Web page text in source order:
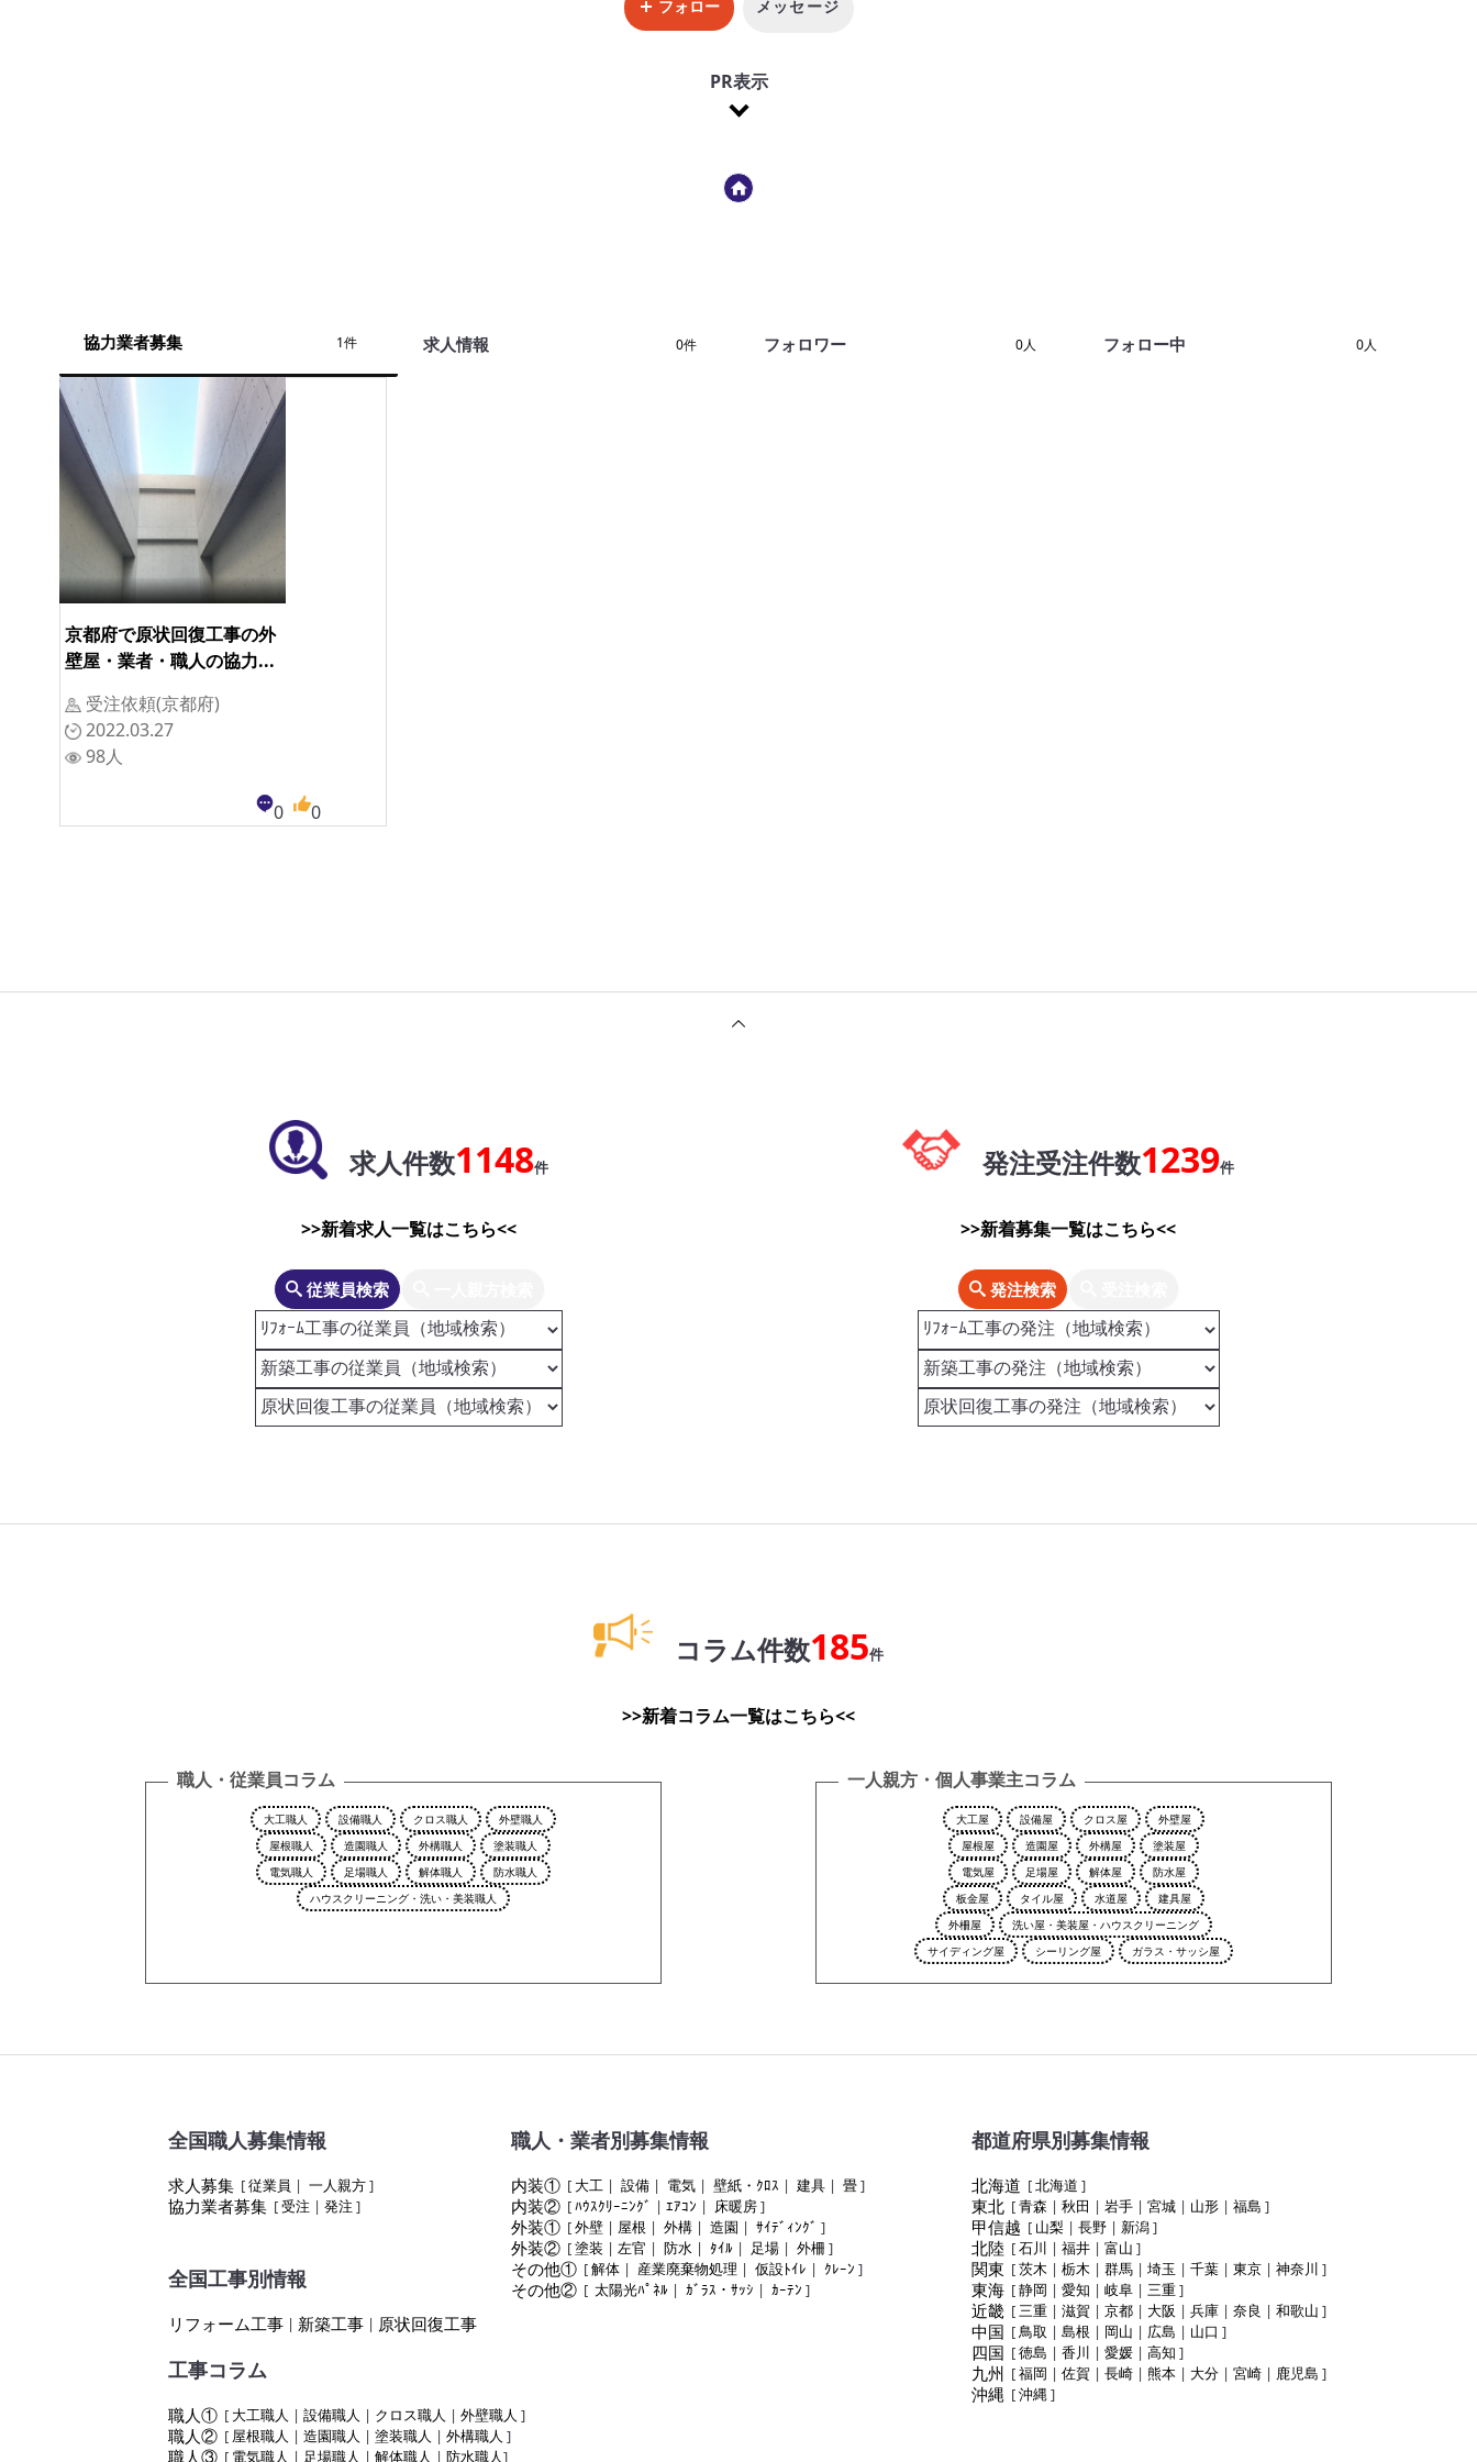
フォロー メッセージ
PR表示
協力業者募集 1件 求人情報 0件 フォロワー 0人 フォロー中 0人
京都府で原状回復工事の外
壁屋・業者・職人の協力...
受注依頼(京都府)
2022.03.27
98人
0 0
求人件数1148件
>>新着求人一覧はこちら<<
従業員検索
発注受注件数1239件
>>新着募集一覧はこちら<<
発注検索
コラム件数185件
>>新着コラム一覧はこちら<<
職人・従業員コラム
大工職人 設備職人 クロス職人
外壁職人
屋根職人
造園職人 外構職人
塗装職人
電気職人
足場職人 解体職人
防水職人
ハウスクリーニング・洗い・美装職人
一人親方・個人事業主コラム
大工屋 設備屋 クロス屋
外壁屋
屋根屋
造園屋 外構屋
塗装屋
電気屋
足場屋 解体屋
防水屋
板金屋
タイル屋 水道屋
建具屋
外柵屋
洗い屋・美装屋・ハウスクリーニング
サイディング屋
シーリング屋 ガラス・サッシ屋
全国職人募集情報
求人募集 [従業員 | 一人親方]
協力業者募集 [受注 | 発注 ]
全国工事別情報
リフォーム工事 | 新築工事 | 原状回復工事
工事コラム
職人① [ 大工職人 | 設備職人 | クロス職人 | 外壁職人 ]
職人② [ 屋根職人 | 造園職人 | 塗装職人 | 外構職人 ]
職人③ [ 電気職人 | 足場職人 | 解体職人 | 防水職人]
職人・業者別募集情報
内装① [ 大工 | 設備 | 電気 | 壁紙・ｸﾛｽ | 建具 | 畳]
内装② [ﾊｳｽｸﾘｰﾆﾝｸﾞ | ｴｱｺﾝ | 床暖房]
外装① [外壁 | 屋根 | 外構 | 造園 | ｻｲﾃﾞｨﾝｸﾞ ]
外装② [塗装 | 左官 | 防水 | ﾀｲﾙ | 足場 | 外柵 ]
その他① [解体 | 産業廃棄物処理 | 仮設ﾄｲﾚ | ｸﾚｰﾝ ]
その他② [ 太陽光ﾊﾟﾈﾙ | ｶﾞﾗｽ・ｻｯｼ | ｶｰﾃﾝ ]
都道府県別募集情報
北海道 [北海道 ]
東北 [青森 | 秋田 | 岩手 | 宮城 | 山形 | 福島 ]
甲信越 [ 山梨 | 長野 | 新潟]
北陸 [石川 | 福井 | 富山 ]
関東 [茨木 | 栃木 | 群馬 | 埼玉 | 千葉 | 東京 | 神奈川 ]
東海 [静岡 | 愛知 | 岐阜 | 三重]
近畿 [三重 | 滋賀 | 京都 | 大阪 | 兵庫 | 奈良 | 和歌山 ]
中国 [鳥取 | 島根 | 岡山 | 広島 | 山口 ]
四国 [徳島 | 香川 | 愛媛 | 高知 ]
九州 [福岡 | 佐賀 | 長崎 | 熊本 | 大分 | 宮崎 | 鹿児島 ]
沖縄 [沖縄]